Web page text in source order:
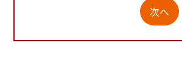
次へ